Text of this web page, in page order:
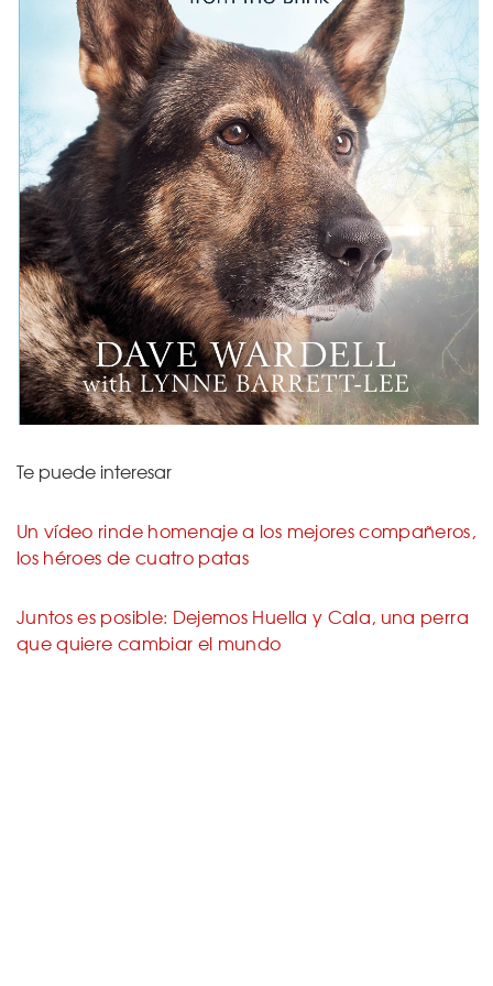
Te puede interesar
Un vídeo rinde homenaje a los mejores compañeros,
los héroes de cuatro patas
Juntos es posible: Dejemos Huella y Cala, una perra
que quiere cambiar el mundo